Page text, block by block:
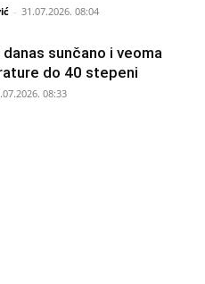
- 31.07.2026. 08:04
sunčano i veoma
do 40 stepeni
08:33